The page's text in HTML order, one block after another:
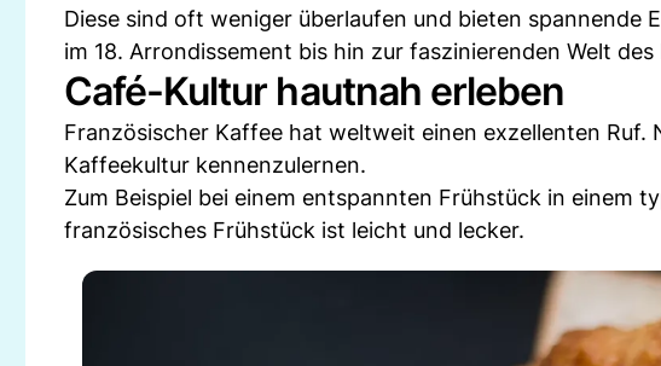
Diese sind oft weniger überlaufen und bieten spannende
im 18. Arrondissement bis hin zur faszinierenden Welt
Café-Kultur hautnah erleben
Französischer Kaffee hat weltweit einen exzellenten Ruf.
Kaffeekultur kennenzulernen.
Zum Beispiel bei einem entspannten Frühstück in einem
französisches Frühstück ist leicht und lecker.